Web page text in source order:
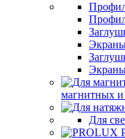
магнитных и
Для